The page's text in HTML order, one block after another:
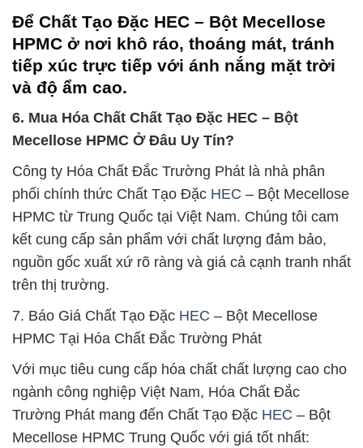
Để Chất Tạo Đặc HEC – Bột Mecellose
HPMC ở nơi khô ráo, thoáng mát, tránh
tiếp xúc trực tiếp với ánh nắng mặt trời
và độ ẩm cao.
6. Mua Hóa Chất Chất Tạo Đặc HEC – Bột
Mecellose HPMC Ở Đâu Uy Tín?
Công ty Hóa Chất Đắc Trường Phát là nhà phân
phối chính thức Chất Tạo Đặc HEC – Bột Mecellose
HPMC từ Trung Quốc tại Việt Nam. Chúng tôi cam
kết cung cấp sản phẩm với chất lượng đảm bảo,
nguồn gốc xuất xứ rõ ràng và giá cả cạnh tranh nhất
trên thị trường.
7. Báo Giá Chất Tạo Đặc HEC – Bột Mecellose
HPMC Tại Hóa Chất Đắc Trường Phát
Với mục tiêu cung cấp hóa chất chất lượng cao cho
ngành công nghiệp Việt Nam, Hóa Chất Đắc
Trường Phát mang đến Chất Tạo Đặc HEC – Bột
Mecellose HPMC Trung Quốc với giá tốt nhất: